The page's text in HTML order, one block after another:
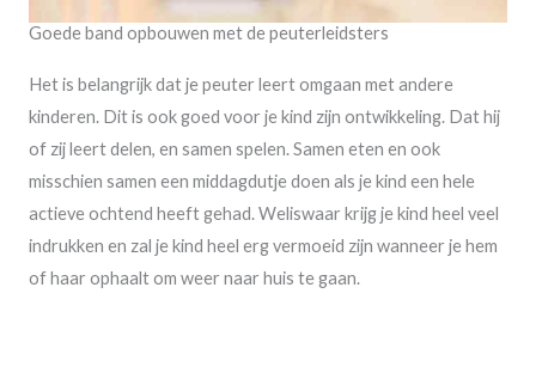
Goede band opbouwen met de peuterleidsters
Het is belangrijk dat je peuter leert omgaan met andere
kinderen. Dit is ook goed voor je kind zijn ontwikkeling. Dat hij
of zij leert delen, en samen spelen. Samen eten en ook
misschien samen een middagdutje doen als je kind een hele
actieve ochtend heeft gehad. Weliswaar krijg je kind heel veel
indrukken en zal je kind heel erg vermoeid zijn wanneer je hem
of haar ophaalt om weer naar huis te gaan.